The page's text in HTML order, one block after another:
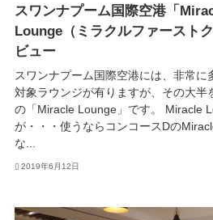
スワンナプーム国際空港「
Lounge（ミラクルファースト
ビュー
スワンナプーム国際空港には、非常に
対象ラウンジが有りますが、その大半
の「Miracle Lounge」です。 Miracle
が・・・使うならコンコースDの
な...
2019年6月12日